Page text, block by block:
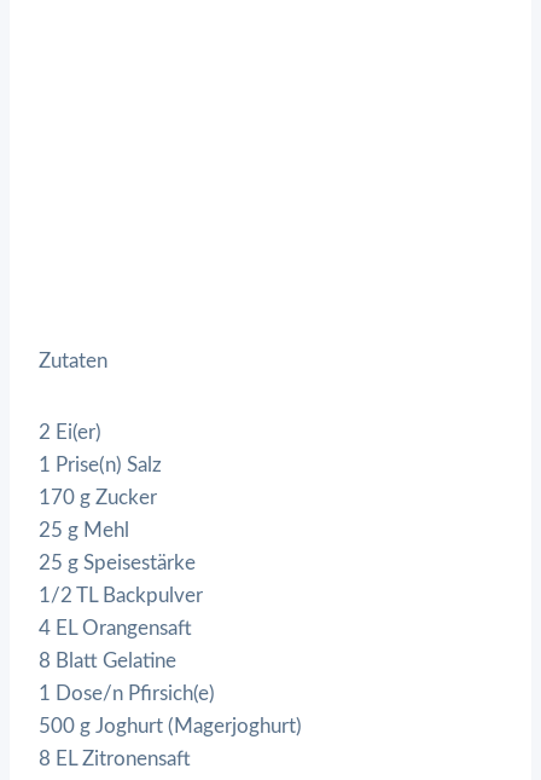
Zutaten
2 Ei(er)
1 Prise(n) Salz
170 g Zucker
25 g Mehl
25 g Speisestärke
1/2 TL Backpulver
4 EL Orangensaft
8 Blatt Gelatine
1 Dose/n Pfirsich(e)
500 g Joghurt (Magerjoghurt)
8 EL Zitronensaft